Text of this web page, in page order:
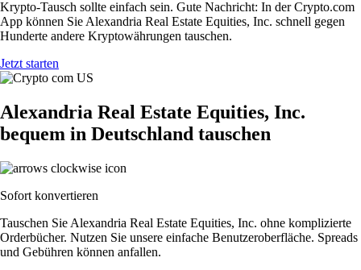
Krypto-Tausch sollte einfach sein. Gute Nachricht: In der Crypto.com
App können Sie Alexandria Real Estate Equities, Inc. schnell gegen
Hunderte andere Kryptowährungen tauschen.
Jetzt starten
Alexandria Real Estate Equities, Inc.
bequem in Deutschland tauschen
Sofort konvertieren
Tauschen Sie Alexandria Real Estate Equities, Inc. ohne komplizierte
Orderbücher. Nutzen Sie unsere einfache Benutzeroberfläche. Spreads
und Gebühren können anfallen.